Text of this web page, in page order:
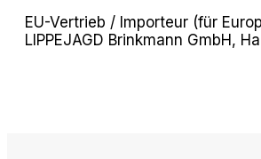
EU-Vertrieb / Importeur (für
LIPPEJAGD Brinkmann GmbH,